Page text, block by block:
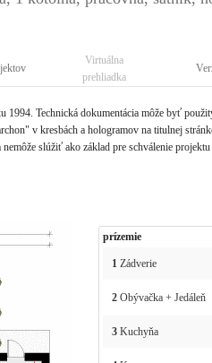
Virtuálna
prehliadka
Technická dokumentácia môže byť
v kresbách a hologramov na titulnej
slúžiť ako základ pre schválenie projektu
prízemie
1Zádverie
2Obývačka + Jedáleň
3Kuchyňa